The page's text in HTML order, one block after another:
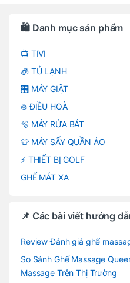
🛍️ Danh mục sản phẩm
📺 TIVI
🧊 TỦ LẠNH
🎛️ MÁY GIẶT
❄️ ĐIỀU HOÀ
🫧 MÁY RỬA BÁT
👕 MÁY SẤY QUẦN ÁO
⚡ THIẾT BỊ GOLF
GHẾ MÁT XA
📌 Các bài viết hướng
Review Đánh giá ghế
So Sánh Ghế Massage
Massage Trên Thị Trường